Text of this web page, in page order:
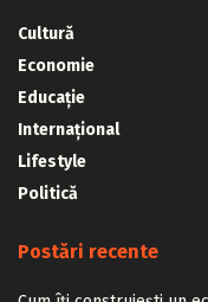
Cultură
Economie
Educație
Internațional
Lifestyle
Politică
Postări recente